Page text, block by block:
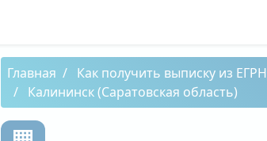
Главная
Как получить выписку из ЕГРН
Калининск (Саратовская область)